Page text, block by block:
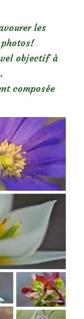
les
objectif à
composée